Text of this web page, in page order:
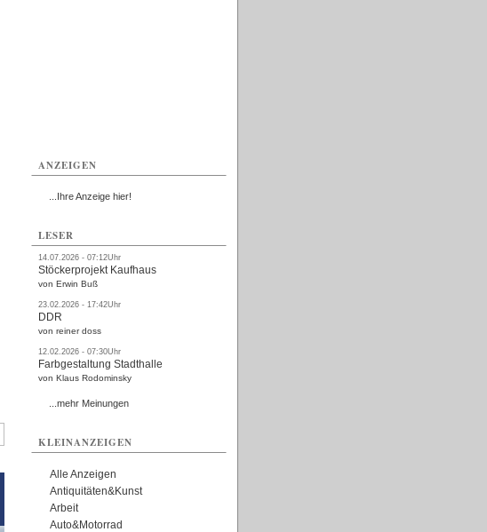
ANZEIGEN
...Ihre Anzeige hier!
LESER
14.07.2026 - 07:12Uhr
Stöckerprojekt Kaufhaus
von Erwin Buß
23.02.2026 - 17:42Uhr
DDR
von reiner doss
12.02.2026 - 07:30Uhr
Farbgestaltung Stadthalle
von Klaus Rodominsky
...mehr Meinungen
KLEINANZEIGEN
Alle Anzeigen
Antiquitäten&Kunst
Arbeit
Auto&Motorrad